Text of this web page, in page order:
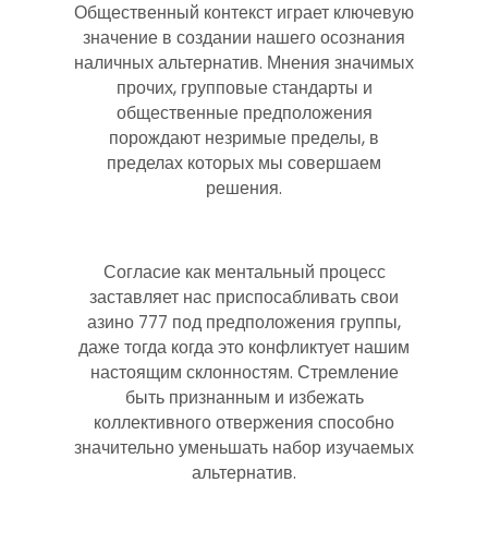
Общественный контекст играет ключевую
значение в создании нашего осознания
наличных альтернатив. Мнения значимых
прочих, групповые стандарты и
общественные предположения
порождают незримые пределы, в
пределах которых мы совершаем
решения.
Согласие как ментальный процесс
заставляет нас приспосабливать свои
азино 777 под предположения группы,
даже тогда когда это конфликтует нашим
настоящим склонностям. Стремление
быть признанным и избежать
коллективного отвержения способно
значительно уменьшать набор изучаемых
альтернатив.